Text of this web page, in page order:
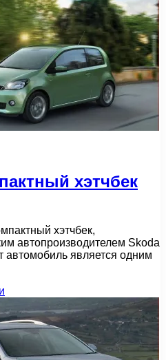
хэтчбек
хэтчбек,
автопроизводителем Skoda
автомобиль является одним